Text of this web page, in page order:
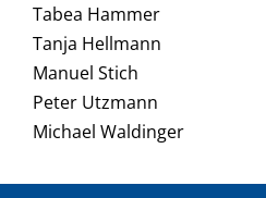
Tabea Hammer
Tanja Hellmann
Manuel Stich
Peter Utzmann
Michael Waldinger